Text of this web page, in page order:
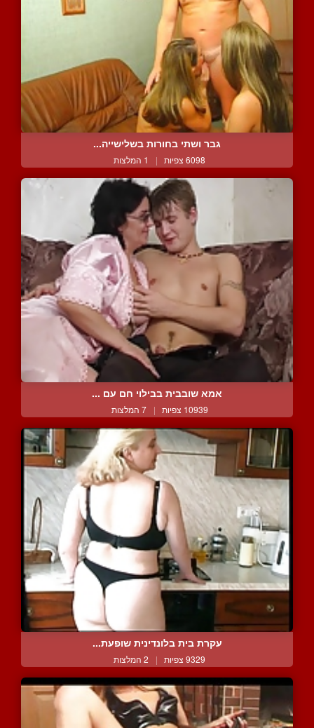
גבר ושתי בחורות בשלישייה...
6098 צפיות | 1 המלצות
אמא שובבית בבילוי חם עם ...
10939 צפיות | 7 המלצות
עקרת בית בלונדינית שופעת...
9329 צפיות | 2 המלצות